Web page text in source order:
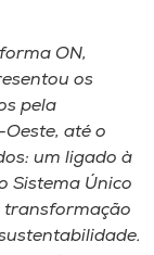
ON,
os
pela
até o
um ligado à
Sistema Único
transformação